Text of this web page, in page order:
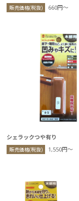
販売価格(税抜) 660円〜
シェラックつや有り
販売価格(税抜) 1,550円〜